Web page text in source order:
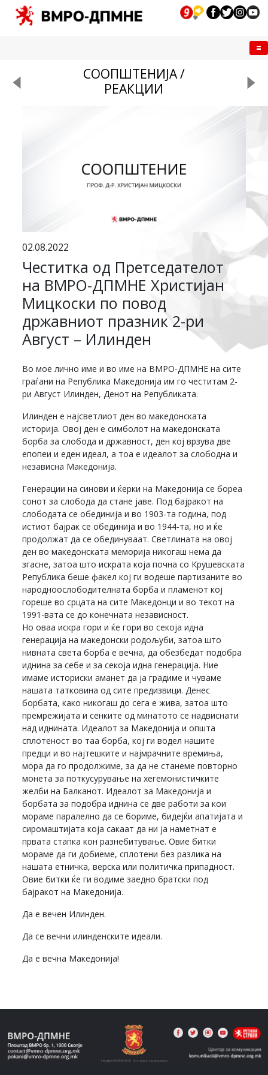
СООПШТЕНИЈА /
РЕАКЦИИ
02.08.2022
Честитка од Претседатeлот
на ВМРО-ДПМНЕ Христијан
Мицкоски по повод
државниот празник 2-ри
Август – Илинден
Во мое лично име и во име на ВМРО-ДПМНЕ на сите
граѓани на Република Македонија им го честитам 2-
ри Август Илинден, Денот на Републиката.
Илинден е најсветлиот ден во македонската
историја. Овој ден е симболот на македонската
борба за слобода и државност, ден кој врзува две
епопеи и еден идеал, а тоа е идеалот за слободна и
независна Македонија.
Генерации на синови и ќерки на Македонија се бореа
сонот за слобода да стане јаве. Под бајракот на
слободата се обединија и во 1903-та година, под
истиот бајрак се обединија и во 1944-та, но и ќе
продолжат да се обединуваат. Светлината на овој
ден во македонската меморија никогаш нема да
згасне, затоа што искрата која почна со Крушевската
Република беше факел кој ги водеше партизаните во
народноослободителната борба и пламенот кој
гореше во срцата на сите Македонци и во текот на
1991-вата се до конечната независност.
Но оваа искра гори и ќе гори во секоја идна
генерација на македонски родољуби, затоа што
нивната света борба е вечна, да обезбедат подобра
иднина за себе и за секоја идна генерација. Ние
имаме историски аманет да ја градиме и чуваме
нашата татковина од сите предизвици. Денес
борбата, како никогаш до сега е жива, затоа што
премрежијата и сенките од минатото се надвиснати
над иднината. Идеалот за Македонија и општа
сплотеност во таа борба, кој ги водел нашите
предци и во најтешките и најмрачните времиња,
мора да го продолжиме, за да не станеме повторно
монета за поткусурување на хегемонистичките
желби на Балканот. Идеалот за Македонија и
борбата за подобра иднина се две работи за кои
мораме паралелно да се бориме, бидејќи апатијата и
сиромаштијата која сакаат да ни ја наметнат е
првата стапка кон разнебитување. Овие битки
мораме да ги добиеме, сплотени без разлика на
нашата етничка, верска или политичка припадност.
Овие битки ќе ги водиме заедно братски под
бајракот на Македонија.
Да е вечен Илинден.
Да се вечни илинденските идеали.
Да е вечна Македонија!